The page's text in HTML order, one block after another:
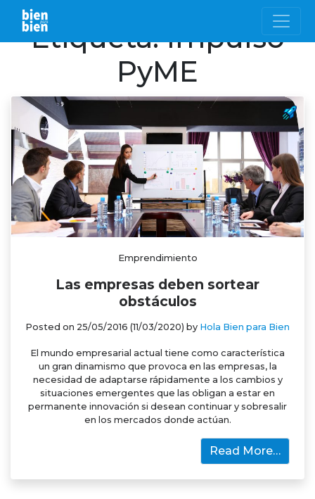
Etiqueta:Impulso
PyME
Emprendimiento
Las empresas deben sortear
obstáculos
Posted on 25/05/2016 (11/03/2020) by Hola Bien para Bien
El mundo empresarial actual tiene como característica
un gran dinamismo que provoca en las empresas, la
necesidad de adaptarse rápidamente a los cambios y
situaciones emergentes que las obligan a estar en
permanente innovación si desean continuar y sobresalir
en los mercados donde actúan.
Read More…